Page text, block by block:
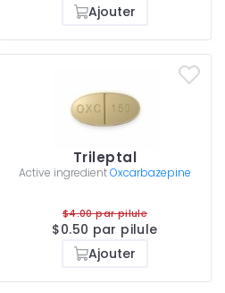
Ajouter
Trileptal
Active ingredientOxcarbazepine
$4.00 par pilule
$0.50 par pilule
Ajouter